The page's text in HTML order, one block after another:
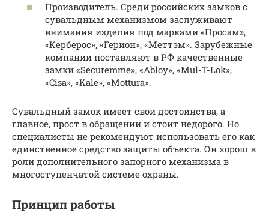
Производитель. Среди российских замков с
сувальдным механизмом заслуживают
внимания изделия под марками «Просам»,
«Керберос», «Герион», «Меттэм». Зарубежные
компании поставляют в РФ качественные
замки «Securemme», «Abloy», «Mul-T-Lok»,
«Cisa», «Kale», «Mottura».
Сувальдный замок имеет свои достоинства, а
главное, прост в обращении и стоит недорого. Но
специалисты не рекомендуют использовать его как
единственное средство защиты объекта. Он хорош в
роли дополнительного запорного механизма в
многоступенчатой системе охраны.
Принцип работы